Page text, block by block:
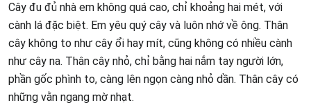
Cây đu đủ nhà em không quá cao, chỉ khoảng hai mét, với
cành lá đặc biệt. Em yêu quý cây và luôn nhớ về ông. Thân
cây không to như cây ổi hay mít, cũng không có nhiều cành
như cây na. Thân cây nhỏ, chỉ bằng hai nắm tay người lớn,
phần gốc phình to, càng lên ngọn càng nhỏ dần. Thân cây có
những vằn ngang mờ nhạt.